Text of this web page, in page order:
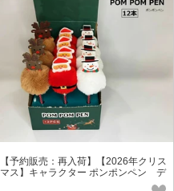
【予約販売：再入荷】【2026年クリス
マス】キャラクター ポンポンペン デ